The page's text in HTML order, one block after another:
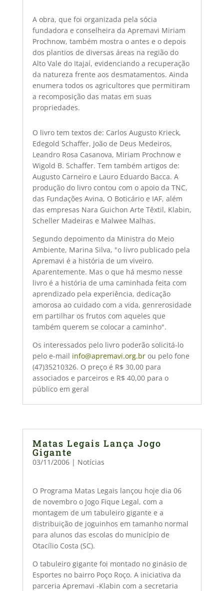
A obra, que foi organizada pela sócia
fundadora e conselheira da Apremavi Miriam
Prochnow, também mostra o antes e o depois
dos plantios de diversas áreas na região do
Alto Vale do Itajaí, evidenciando a recuperação
da natureza frente aos desmatamentos. Ainda
enumera todos os agricultores que permitiram
a recomposição das matas em suas
propriedades.
O livro tem textos de: Carlos Augusto Krieck,
Edegold Schaffer, João de Deus Medeiros,
Leandro Rosa Casanova, Miriam Prochnow e
Wigold B. Schaffer. Tem também artigos de:
Augusto Carneiro e Lauro Eduardo Bacca. A
produção do livro contou com o apoio da TNC,
das Fundações Avina, O Boticário e IAF, além
das empresas Nara Guichon Arte Têxtil, Klabin,
Scheller Madeiras e Malwee Malhas.
Segundo depoimento da Ministra do Meio
Ambiente, Marina Silva, "o livro publicado pela
Apremavi é a história de um viveiro.
Aparentemente. Mas o que há mesmo nesse
livro é a história de uma caminhada feita com
aprendizado pela experiência, dedicação
amorosa ao cuidado com a vida, genrerosidade
em partilhar os frutos com aqueles que
também querem se colocar a caminho".
Os interessados pelo livro poderão solicitá-lo
pelo e-mail info@apremavi.org.brou pelo fone
(47)35210326. O preço é R$ 30,00 para
associados e parceiros e R$ 40,00 para o
público em geral
Matas Legais Lança Jogo
Gigante
03/11/2006| Notícias
O Programa Matas Legais lançou hoje dia 06
de novembro o Jogo Fique Legal, com a
montagem de um tabuleiro gigante e a
distribuição de joguinhos em tamanho normal
para alunos das escolas do município de
Otacílio Costa (SC).
O tabuleiro gigante foi montado no ginásio de
Esportes no bairro Poço Roço. A iniciativa da
parceria Apremavi -Klabin com a secretaria